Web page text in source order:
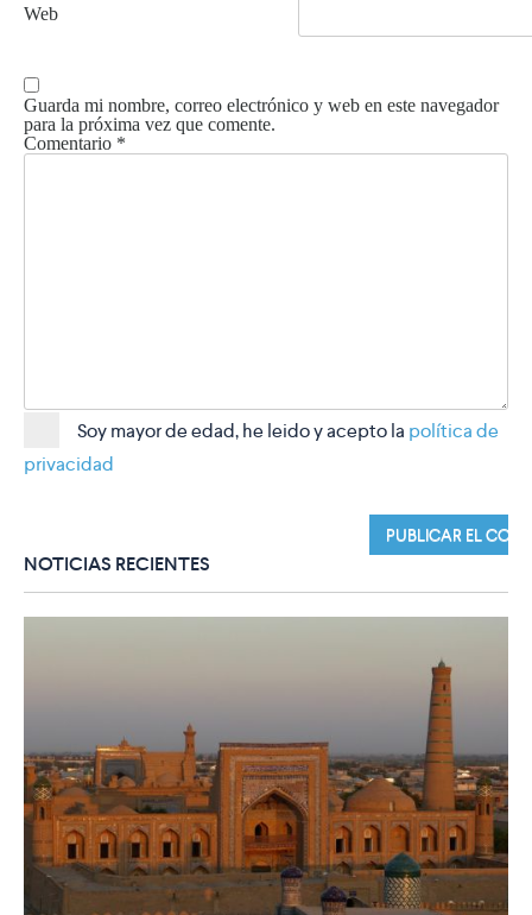
Web
Guarda mi nombre, correo electrónico y web en este navegador
para la próxima vez que comente.
Comentario *
Soy mayor de edad, he leido y acepto la política de
privacidad
NOTICIAS RECIENTES